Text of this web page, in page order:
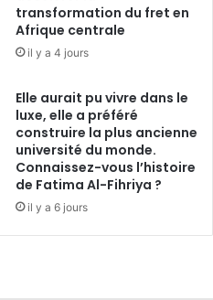
transformation du fret en
Afrique centrale
il y a 4 jours
Elle aurait pu vivre dans le
luxe, elle a préféré
construire la plus ancienne
université du monde.
Connaissez-vous l’histoire
de Fatima Al-Fihriya ?
il y a 6 jours